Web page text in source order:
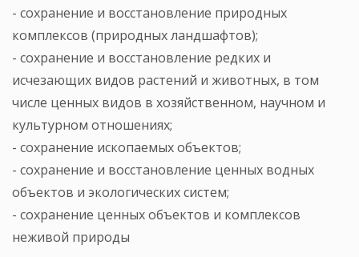
- сохранение и восстановление природных
комплексов (природных ландшафтов);
- сохранение и восстановление редких и
исчезающих видов растений и животных, в том
числе ценных видов в хозяйственном, научном и
культурном отношениях;
- сохранение ископаемых объектов;
- сохранение и восстановление ценных водных
объектов и экологических систем;
- сохранение ценных объектов и комплексов
неживой природы